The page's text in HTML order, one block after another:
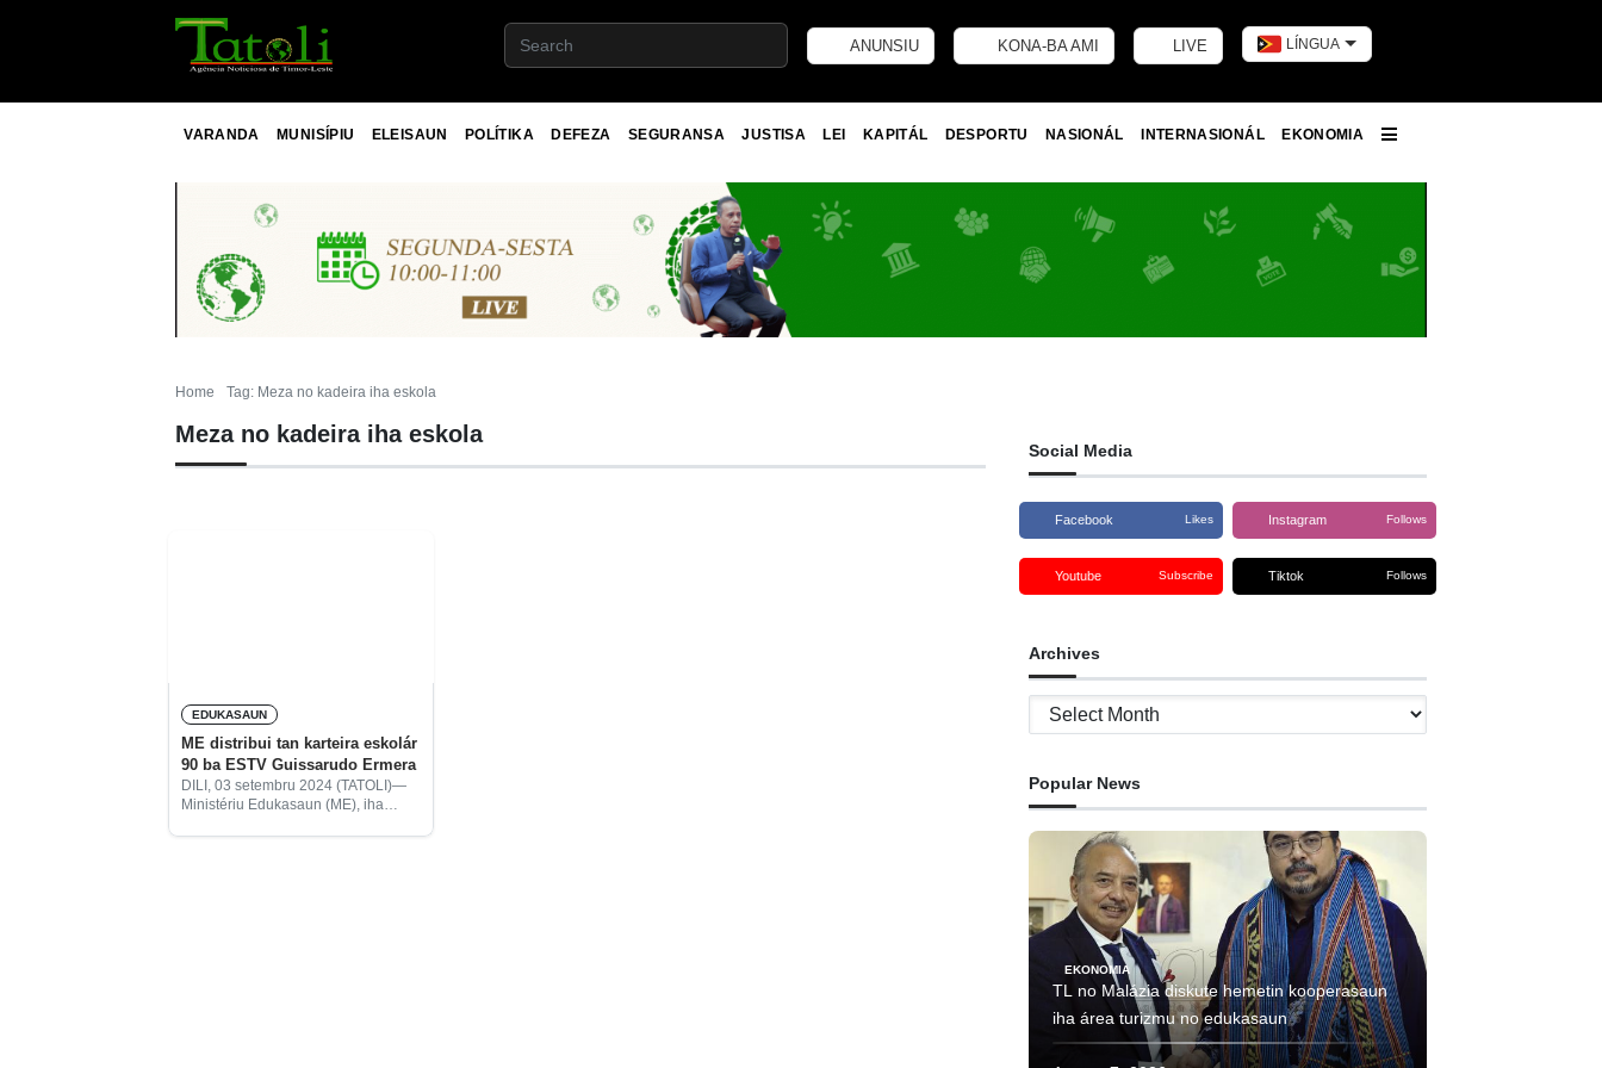
ANUNSIU KONA-BA AMI LIVE LÍNGUA
VARANDA MUNISÍPIU ELEISAUN POLÍTIKA DEFEZA SEGURANSA JUSTISA LEI KAPITÁL DESPORTU NASIONÁL INTERNASIONÁL
EKONOMIA
Home Tag: Meza no kadeira iha eskola
Meza no kadeira iha eskola
EDUKASAUN
ME distribui tan karteira eskolár
90 ba ESTV Guissarudo Ermera
DILI, 03 setembru 2024 (TATOLI)—
Ministériu Edukasaun (ME), iha
Social Media
Facebook Likes Instagram Follows
Youtube Subscribe Tiktok Follows
Archives
Archives
Popular News
EKONOMIA
TL no Malázia diskute hemetin kooperasaun
iha área turizmu no edukasaun